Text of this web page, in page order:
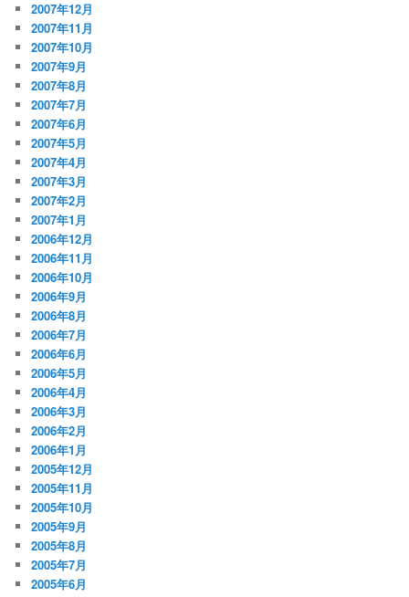
2007年12月
2007年11月
2007年10月
2007年9月
2007年8月
2007年7月
2007年6月
2007年5月
2007年4月
2007年3月
2007年2月
2007年1月
2006年12月
2006年11月
2006年10月
2006年9月
2006年8月
2006年7月
2006年6月
2006年5月
2006年4月
2006年3月
2006年2月
2006年1月
2005年12月
2005年11月
2005年10月
2005年9月
2005年8月
2005年7月
2005年6月